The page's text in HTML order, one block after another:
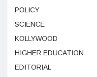
POLICY
SCIENCE
KOLLYWOOD
HIGHER EDUCATION
EDITORIAL